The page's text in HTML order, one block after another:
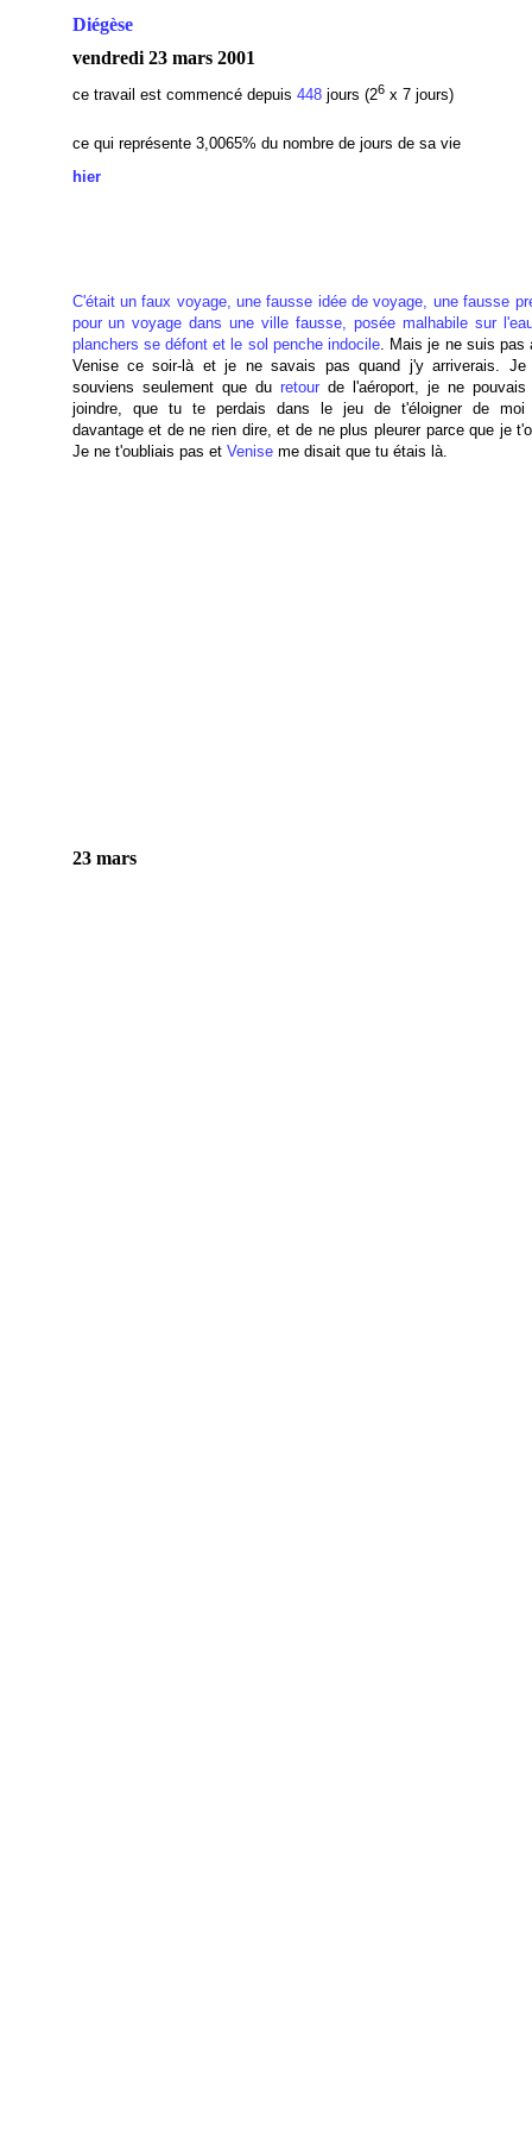
Diégèse
vendredi 23 mars 2001
ce travail est commencé depuis 448jours (26x 7 jours)
ce qui représente 3,0065% du nombre de jours de sa vie
hier
C'était un faux voyage, une fausse idée de voyage, une fausse
pour un voyage dans une ville fausse, posée malhabile sur
planchers se défont et le sol penche indocile. Mais je ne suis pas
Venise ce soir-là et je ne savais pas quand j'y arriverais. Je
souviens seulement que du retourde l'aéroport, je ne
joindre, que tu te perdais dans le jeu de t'éloigner de moi
davantage et de ne rien dire, et de ne plus pleurer parce que je
Je ne t'oubliais pas et Veniseme disait que tu étais là.
23 mars